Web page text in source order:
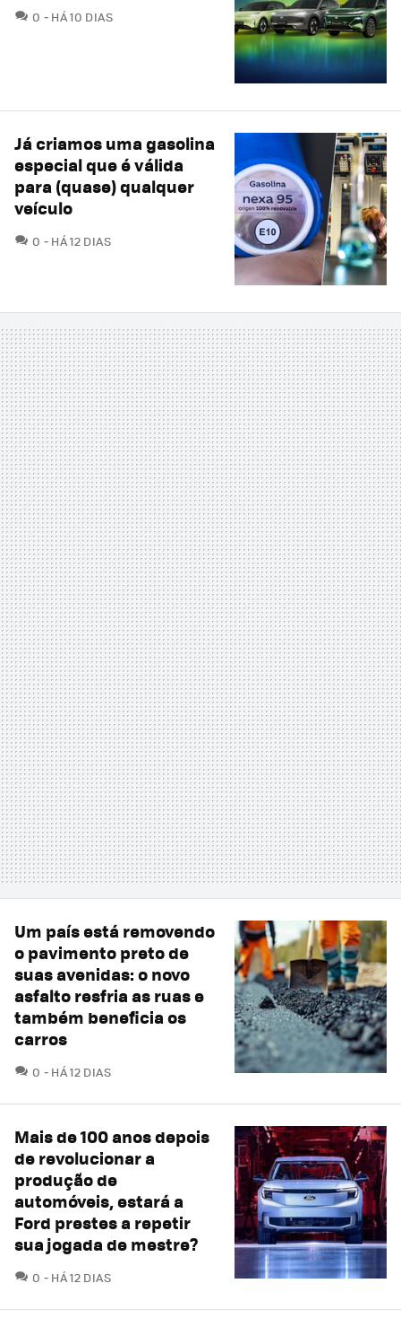
0 COMENTÁRIOS
HÁ 10 DIAS
Já criamos uma gasolina
especial que é válida
para (quase) qualquer
veículo
0 COMENTÁRIOS
HÁ 12 DIAS
Um país está removendo
o pavimento preto de
suas avenidas: o novo
asfalto resfria as ruas e
também beneficia os
carros
0 COMENTÁRIOS
HÁ 12 DIAS
Mais de 100 anos depois
de revolucionar a
produção de
automóveis, estará a
Ford prestes a repetir
sua jogada de mestre?
0 COMENTÁRIOS
HÁ 12 DIAS